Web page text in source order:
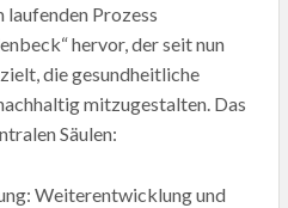
laufenden Prozess
hervor, der seit nun
die gesundheitliche
mitzugestalten. Das
Säulen:
Weiterentwicklung und